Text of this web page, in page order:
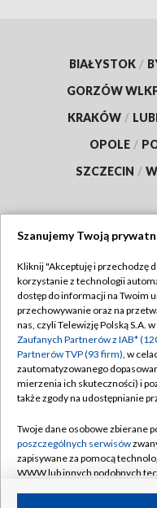
BIAŁYSTOK /
GORZÓW
KRAKÓW /
OPOLE /
SZCZECIN /
Abonament TVP
Emisja w TVP
Centrum informacji
Naziemna Telewizja
Rada Programowa
System NOS
Informacje o nadawcy
Szanujemy Twoją
Kliknij "Akceptuję i przechodzę
korzystanie z technologii
dostęp do informacji na Twoim
przechowywanie oraz na
nas, czyli Telewizję Polską S.A.
Zaufanych Partnerów z IAB*
Partnerów TVP (93 firm), w
zautomatyzowanego
mierzenia ich skuteczności) i
także zgody na udostępnianie
Twoje dane osobowe zbierane
poszczególnych serwisów
zapisywane za pomocą
WWW lub innych podobnych